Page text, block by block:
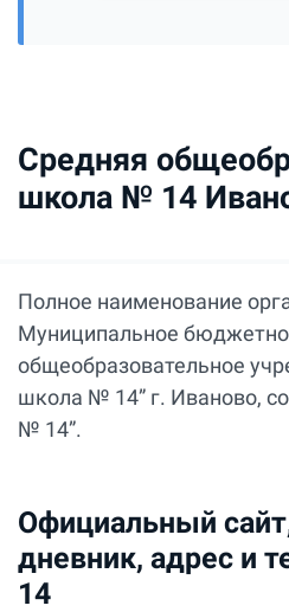
Средняя
школа № 14
Полное наименование
Муниципальное
общеобразовательное
школа № 14” г. Иваново,
№ 14”.
Официальный
дневник, адрес и
14